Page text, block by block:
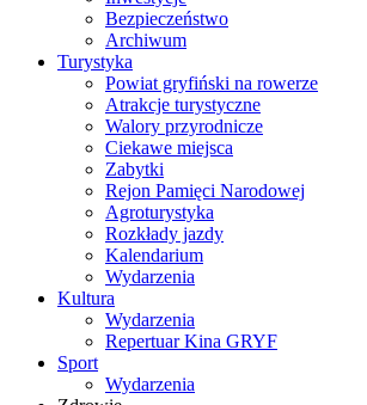
Bezpieczeństwo
Archiwum
Turystyka
Powiat gryfiński na rowerze
Atrakcje turystyczne
Walory przyrodnicze
Ciekawe miejsca
Zabytki
Rejon Pamięci Narodowej
Agroturystyka
Rozkłady jazdy
Kalendarium
Wydarzenia
Kultura
Wydarzenia
Repertuar Kina GRYF
Sport
Wydarzenia